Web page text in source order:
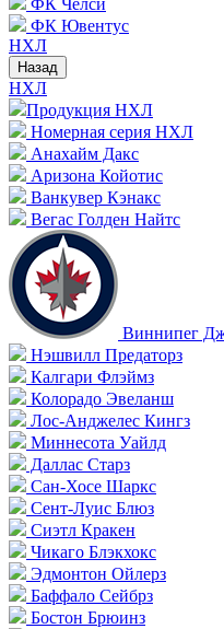
ФК Челси
ФК Ювентус
НХЛ
Назад
НХЛ
Продукция НХЛ
Номерная серия НХЛ
Анахайм Дакс
Аризона Койотис
Ванкувер Кэнакс
Вегас Голден Найтс
Виннипег
Нэшвилл Предаторз
Калгари Флэймз
Колорадо Эвеланш
Лос-Анджелес Кингз
Миннесота Уайлд
Даллас Старз
Сан-Хосе Шаркс
Сент-Луис Блюз
Сиэтл Кракен
Чикаго Блэкхокс
Эдмонтон Ойлерз
Баффало Сейбрз
Бостон Брюинз